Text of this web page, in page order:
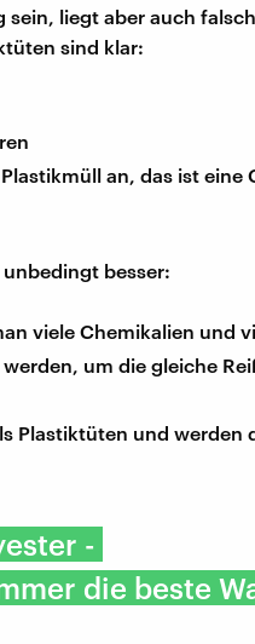
sein, liegt aber auch
sind klar:
an, das ist eine
besser:
viele Chemikalien und
um die gleiche
Plastiktüten und werden
-
die beste